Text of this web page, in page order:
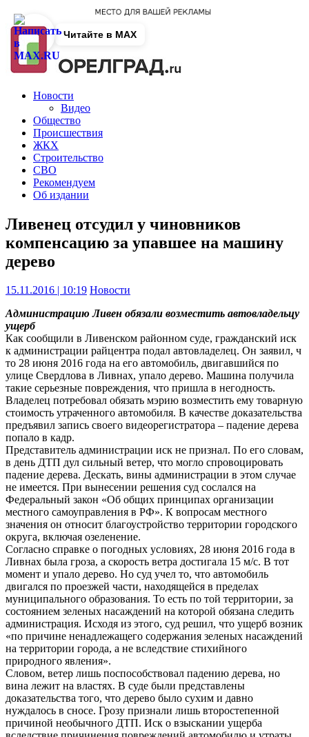
Новости
Видео
Общество
Происшествия
ЖКХ
Строительство
СВО
Рекомендуем
Об издании
Ливенец отсудил у чиновников
компенсацию за упавшее на машину
дерево
15.11.2016 | 10:19 Новости
Администрацию Ливен обязали возместить автовладельцу
ущерб
Как сообщили в Ливенском районном суде, гражданский иск
к администрации райцентра подал автовладелец. Он заявил, ч
то 28 июня 2016 года на его автомобиль, двигавшийся по
улице Свердлова в Ливнах, упало дерево. Машина получила
такие серьезные повреждения, что пришла в негодность.
Владелец потребовал обязать мэрию возместить ему товарную
стоимость утраченного автомобиля. В качестве доказательства
предъявил запись своего видеорегистратора – падение дерева
попало в кадр.
Представитель администрации иск не признал. По его словам,
в день ДТП дул сильный ветер, что могло спровоцировать
падение дерева. Дескать, вины администрации в этом случае
не имеется. При вынесении решения суд сослался на
Федеральный закон «Об общих принципах организации
местного самоуправления в РФ». К вопросам местного
значения он относит благоустройство территории городского
округа, включая озеленение.
Согласно справке о погодных условиях, 28 июня 2016 года в
Ливнах была гроза, а скорость ветра достигала 15 м/с. В тот
момент и упало дерево. Но суд учел то, что автомобиль
двигался по проезжей части, находящейся в пределах
муниципального образования. То есть по той территории, за
состоянием зеленых насаждений на которой обязана следить
администрация. Исходя из этого, суд решил, что ущерб возник
«по причине ненадлежащего содержания зеленых насаждений
на территории города, а не вследствие стихийного
природного явления».
Словом, ветер лишь поспособствовал падению дерева, но
вина лежит на властях. В суде были представлены
доказательства того, что дерево было сухим и давно
нуждалось в сносе. Грозу признали лишь второстепенной
причиной необычного ДТП. Иск о взыскании ущерба
Читайте в MAX